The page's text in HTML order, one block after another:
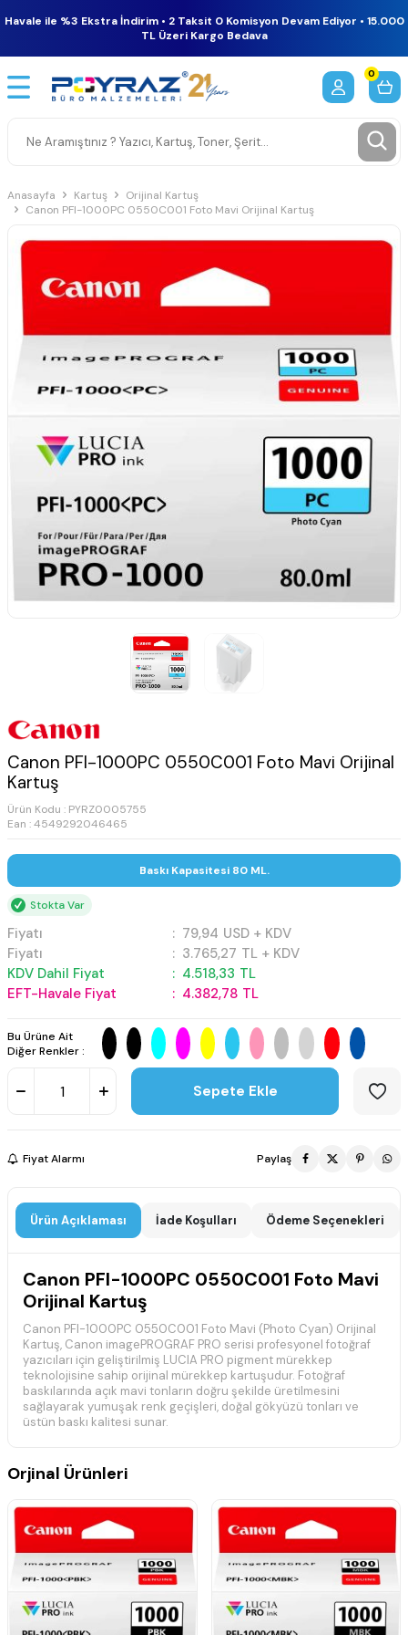
Havale ile %3 Ekstra İndirim • 2 Taksit 0 Komisyon Devam Ediyor • 15.000
TL Üzeri Kargo Bedava
0
Anasayfa Kartuş
Orijinal Kartuş
Canon PFI-1000PC 0550C001 Foto Mavi Orijinal Kartuş
Canon PFI-1000PC 0550C001 Foto Mavi Orijinal
Kartuş
Ürün Kodu : PYRZ0005755
Ean : 4549292046465
Baskı Kapasitesi 80 ML.
Stokta Var
Fiyatı : 79,94 USD + KDV
Fiyatı
: 3.765,27 TL + KDV
KDV Dahil Fiyat
: 4.518,33 TL
EFT-Havale Fiyat
: 4.382,78 TL
Bu Ürüne Ait
Diğer Renkler :
Sepete Ekle
Fiyat Alarmı Paylaş
Ürün Açıklaması İade Koşulları Ödeme Seçenekleri
Canon PFI-1000PC 0550C001 Foto Mavi
Orijinal Kartuş
Canon PFI-1000PC 0550C001 Foto Mavi (Photo Cyan) Orijinal
Kartuş, Canon imagePROGRAF PRO serisi profesyonel fotoğraf
yazıcıları için geliştirilmiş LUCIA PRO pigment mürekkep
teknolojisine sahip orijinal mürekkep kartuşudur. Fotoğraf
baskılarında açık mavi tonların doğru şekilde üretilmesini
sağlayarak yumuşak renk geçişleri, doğal gökyüzü tonları ve
üstün baskı kalitesi sunar.
yazıcınızla tam uyumlu çalışarak dengeli mürekkep akışı sağlar,
baskı kafasını korur ve ilk baskıdan son baskıya kadar
LUCIA PRO pigment mürekkebi sayesinde uzun ömürlü ve
solmaya karşı dayanıklı baskılar sunar.
:contentReference[oaicite:0]{index=0}
Teknik Özellikler
Model:
PFI-1000PC
0550C001
Orjinal Ürünleri